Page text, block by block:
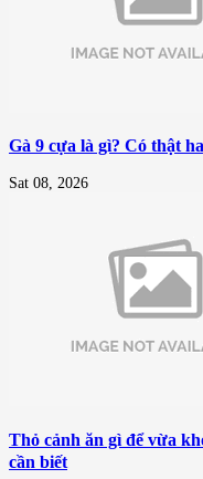
Gà 9 cựa là gì? Có thật
Sat 08, 2026
Thỏ cảnh ăn gì để vừa
cần biết